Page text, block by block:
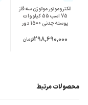
الکتروموتور موتوژن سه فاز
75 اسب 55 کیلووات
پوسته چدنی 1500 دور
298,690,000تومان
محصولات مرتبط